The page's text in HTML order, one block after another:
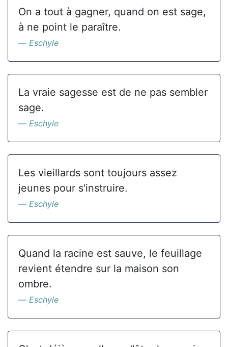
On a tout à gagner, quand on est sage,
à ne point le paraître.
Eschyle
La vraie sagesse est de ne pas sembler
sage.
Eschyle
Les vieillards sont toujours assez
jeunes pour s'instruire.
Eschyle
Quand la racine est sauve, le feuillage
revient étendre sur la maison son
ombre.
Eschyle